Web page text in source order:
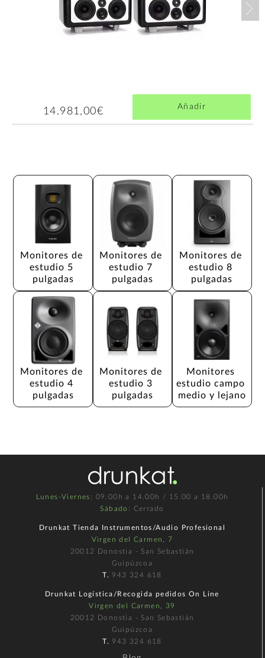
14.981,00€ Añadir
Monitores de
estudio 5
pulgadas
Monitores de
estudio 7
pulgadas
Monitores de
estudio 8
pulgadas
Monitores de
estudio 4
pulgadas
Monitores de
estudio 3
pulgadas
Monitores
estudio campo
medio y lejano
Lunes-Viernes : 09.00h a 14.00h / 15.00 a 18.00h
Sábado : Cerrado
Drunkat Tienda Instrumentos/Audio Profesional
Virgen del Carmen, 7
20012 Donostia - San Sebastián
Guipúzcoa
T. 943 324 618
Drunkat Logística/Recogida pedidos On Line
Virgen del Carmen, 39
20012 Donostia - San Sebastián
Guipúzcoa
T. 943 324 618